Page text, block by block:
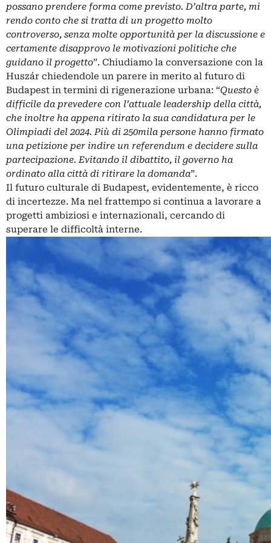
possano prendere forma come previsto. D’altra parte, mi
rendo conto che si tratta di un progetto molto
controverso, senza molte opportunità per la discussione e
certamente disapprovo le motivazioni politiche che
guidano il progetto”. Chiudiamo la conversazione con la
Huszár chiedendole un parere in merito al futuro di
Budapest in termini di rigenerazione urbana: “Questo è
difficile da prevedere con l’attuale leadership della città,
che inoltre ha appena ritirato la sua candidatura per le
Olimpiadi del 2024. Più di 250mila persone hanno firmato
una petizione per indire un referendum e decidere sulla
partecipazione. Evitando il dibattito, il governo ha
ordinato alla città di ritirare la domanda”.
Il futuro culturale di Budapest, evidentemente, è ricco
di incertezze. Ma nel frattempo si continua a lavorare a
progetti ambiziosi e internazionali, cercando di
superare le difficoltà interne.